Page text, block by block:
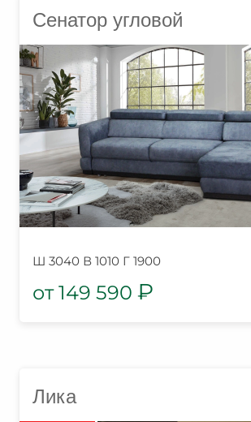
Сенатор угловой
Ш 3040 В 1010 Г 1900
149 590 ₽
Лика